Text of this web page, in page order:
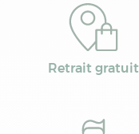
Retrait gratuit